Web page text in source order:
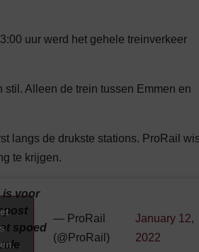
uur werd het gehele treinverkeer
Alleen de trein tussen Emmen en
langs de drukste stations. ProRail
te krijgen.
is voor
spoed
— ProRail
(@ProRail)
January 12,
2022